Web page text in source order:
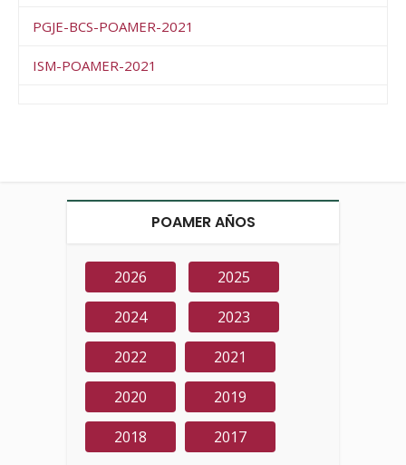
PGJE-BCS-POAMER-2021
ISM-POAMER-2021
POAMER AÑOS
2026
2025
2024
2023
2022
2021
2020
2019
2018
2017